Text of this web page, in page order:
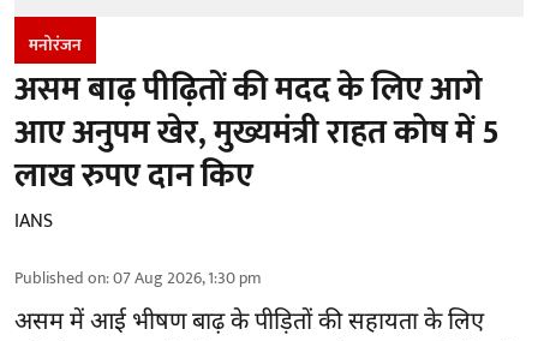
मनोरंजन
असम बाढ़ पीढ़ितों की मदद के लिए आगे
आए अनुपम खेर, मुख्यमंत्री राहत कोष में 5
लाख रुपए दान किए
IANS
Published on:07 Aug 2026, 1:30 pm
असम में आई भीषण बाढ़ केपीड़ितों की सहायताके लिए